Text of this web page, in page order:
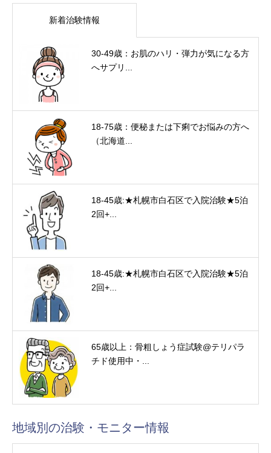
新着治験情報
30-49歳：お肌のハリ・弾力が気になる方
へサプリ...
18-75歳：便秘または下痢でお悩みの方へ
（北海道...
18-45歳:★札幌市白石区で入院治験★5泊
2回+...
18-45歳:★札幌市白石区で入院治験★5泊
2回+...
65歳以上：骨粗しょう症試験@テリパラ
チド使用中・...
地域別の治験・モニター情報